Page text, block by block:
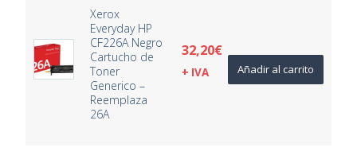
Xerox
Everyday HP
CF226A Negro
Cartucho de
Toner
Generico –
Reemplaza
26A
32,20€
+ IVA Añadir al carrito